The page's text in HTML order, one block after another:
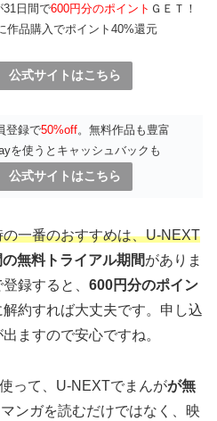
31日間で600円分のポイント ＧＥＴ！
作品購入でポイント40%還元
公式サイトはこちら
登録で50%off。無料作品も豊富
を使うとキャッシュバックも
公式サイトはこちら
一番のおすすめは、U-NEXT
無料トライアル期間がありま
録すると、 600円分のポイン
約すれば大丈夫です。申し込
ますので安心ですね。
って、U-NEXTでまんがが無
ンガを読むだけではなく、映